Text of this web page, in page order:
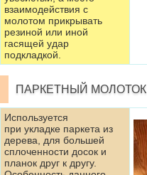
взаимодействия с
молотом прикрывать
резиной или иной
гасящей удар
подкладкой.
ПАРКЕТНЫЙ МОЛОТОК
Используется
при укладке паркета из
дерева, для большей
сплоченности досок и
планок друг к другу.